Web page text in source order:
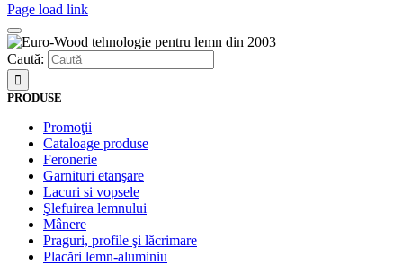
Page load link
Caută:
PRODUSE
Promoţii
Cataloage produse
Feronerie
Garnituri etanşare
Lacuri si vopsele
Şlefuirea lemnului
Mânere
Praguri, profile şi lăcrimare
Placări lemn-aluminiu